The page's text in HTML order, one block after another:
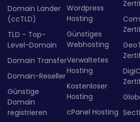
Domain Länder
(ccTLD)
TLD - Top-
Level-Domain
Domain Transfer
Domain-Reseller
Günstige
Domain
registrieren
Wordpress
Hosting
Günstiges
Webhosting
Verwaltetes
Hosting
Kostenloser
Hosting
cPanel Hosting